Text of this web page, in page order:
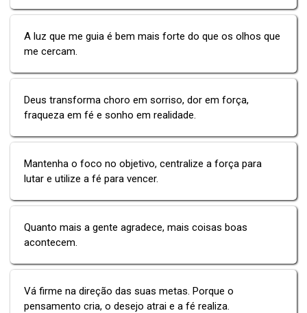
A luz que me guia é bem mais forte do que os olhos que
me cercam.
Deus transforma choro em sorriso, dor em força,
fraqueza em fé e sonho em realidade.
Mantenha o foco no objetivo, centralize a força para
lutar e utilize a fé para vencer.
Quanto mais a gente agradece, mais coisas boas
acontecem.
Vá firme na direção das suas metas. Porque o
pensamento cria, o desejo atrai e a fé realiza.